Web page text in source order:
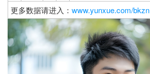
更多数据请进入： www.yunxue.com/bkzn